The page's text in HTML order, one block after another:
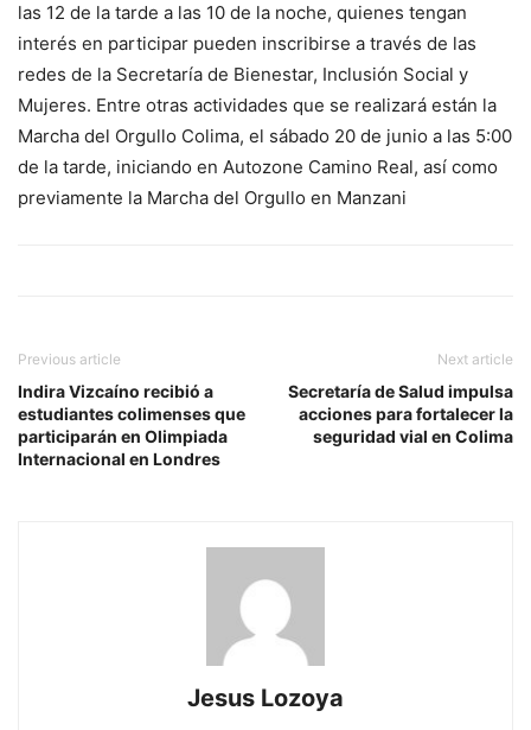
las 12 de la tarde a las 10 de la noche, quienes tengan
interés en participar pueden inscribirse a través de las
redes de la Secretaría de Bienestar, Inclusión Social y
Mujeres. Entre otras actividades que se realizará están la
Marcha del Orgullo Colima, el sábado 20 de junio a las 5:00
de la tarde, iniciando en Autozone Camino Real, así como
previamente la Marcha del Orgullo en Manzani
Previous article
Indira Vizcaíno recibió a
estudiantes colimenses que
participarán en Olimpiada
Internacional en Londres
Next article
Secretaría de Salud impulsa
acciones para fortalecer la
seguridad vial en Colima
Jesus Lozoya